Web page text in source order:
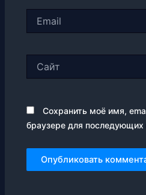
Сохранить моё имя,
браузере для